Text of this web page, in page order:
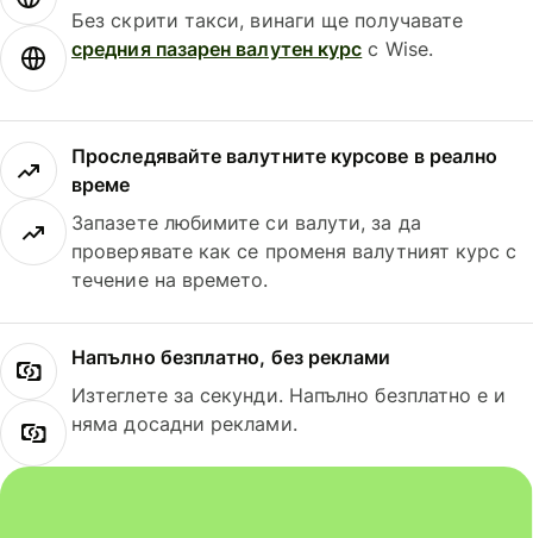
Без скрити такси, винаги ще получавате
средния пазарен валутен курс с Wise.
Проследявайте валутните курсове в реално
време
Запазете любимите си валути, за да
проверявате как се променя валутният курс с
течение на времето.
Напълно безплатно, без реклами
Изтеглете за секунди. Напълно безплатно е и
няма досадни реклами.